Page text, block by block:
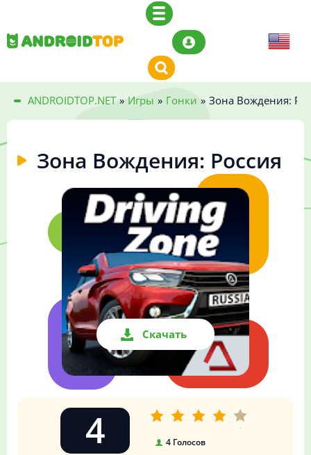
ANDROIDTOP.NET » Игры » Гонки » Зона Вождения:
Зона Вождения: Россия
Скачать
4 4Голосов